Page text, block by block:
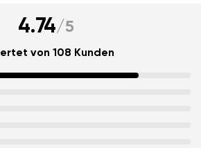
4.74/5
von 108 Kunden